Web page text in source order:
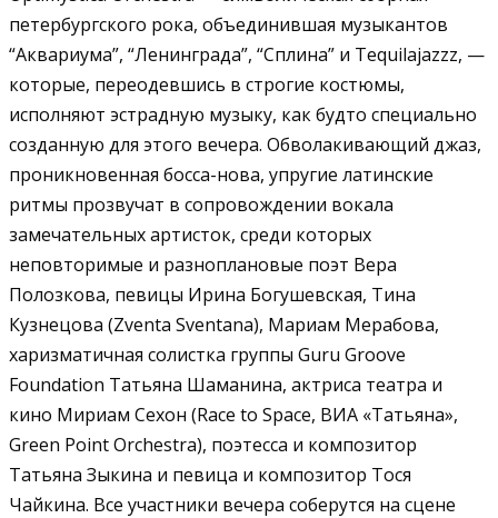
петербургского рока, объединившая музыкантов
“Аквариума”, “Ленинграда”, “Сплина” и Tequilajazzz, —
которые, переодевшись в строгие костюмы,
исполняют эстрадную музыку, как будто специально
созданную для этого вечера. Обволакивающий джаз,
проникновенная босса-нова, упругие латинские
ритмы прозвучат в сопровождении вокала
замечательных артисток, среди которых
неповторимые и разноплановые поэт Вера
Полозкова, певицы Ирина Богушевская, Тина
Кузнецова (Zventa Sventana), Мариам Мерабова,
харизматичная солистка группы Guru Groove
Foundation Татьяна Шаманина, актриса театра и
кино Мириам Сехон (Race to Space, ВИА «Татьяна»,
Green Point Orchestra), поэтесса и композитор
Татьяна Зыкина и певица и композитор Тося
Чайкина. Все участники вечера соберутся на сцене